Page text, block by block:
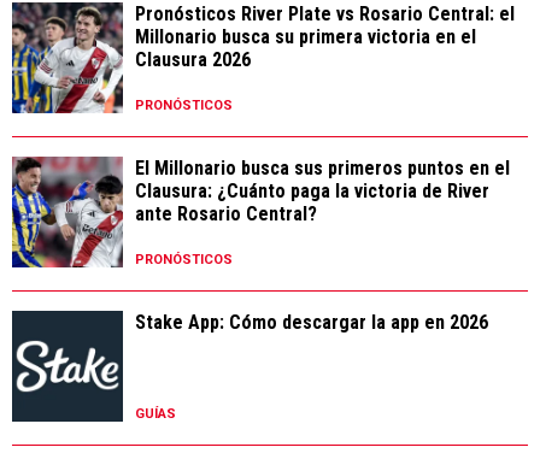
Pronósticos River Plate vs Rosario Central: el
Millonario busca su primera victoria en el
Clausura 2026
PRONÓSTICOS
El Millonario busca sus primeros puntos en el
Clausura: ¿Cuánto paga la victoria de River
ante Rosario Central?
PRONÓSTICOS
Stake App: Cómo descargar la app en 2026
GUÍAS